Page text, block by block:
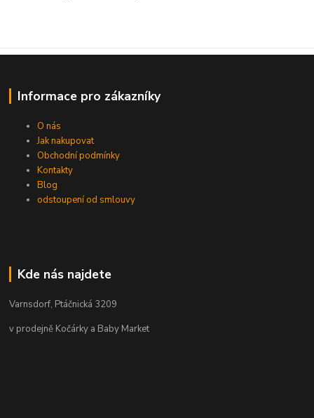
Informace pro zákazníky
O nás
Jak nakupovat
Obchodní podmínky
Kontakty
Blog
odstoupení od smlouvy
Kde nás najdete
Varnsdorf, Ptáčnická 3209
v prodejně Kočárky a Baby Market